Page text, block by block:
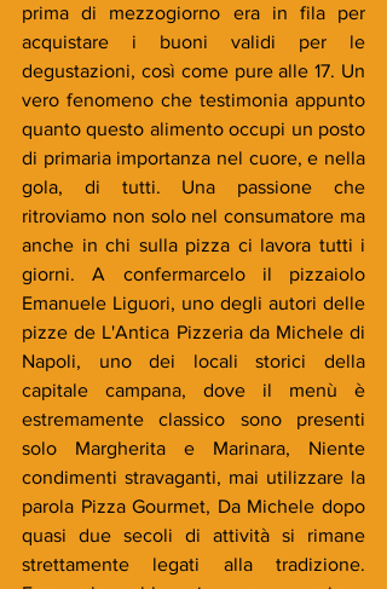
prima di mezzogiorno era in fila per
acquistare i buoni validi per le
degustazioni, così come pure alle 17. Un
vero fenomeno che testimonia appunto
quanto questo alimento occupi un posto
di primaria importanza nel cuore, e nella
gola, di tutti. Una passione che
ritroviamo non solo nel consumatore ma
anche in chi sulla pizza ci lavora tutti i
giorni. A confermarcelo il pizzaiolo
Emanuele Liguori, uno degli autori delle
pizze de L'Antica Pizzeria da Michele di
Napoli, uno dei locali storici della
capitale campana, dove il menù è
estremamente classico sono presenti
solo Margherita e Marinara, Niente
condimenti stravaganti, mai utilizzare la
parola Pizza Gourmet, Da Michele dopo
quasi due secoli di attività si rimane
strettamente legati alla tradizione.